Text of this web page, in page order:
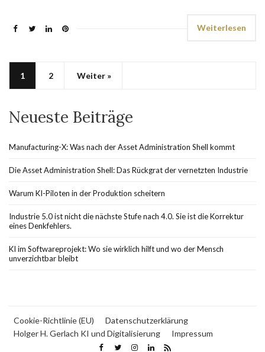
Weiterlesen
1 2 Weiter »
Neueste Beiträge
Manufacturing-X: Was nach der Asset Administration Shell kommt
Die Asset Administration Shell: Das Rückgrat der vernetzten Industrie
Warum KI-Piloten in der Produktion scheitern
Industrie 5.0 ist nicht die nächste Stufe nach 4.0. Sie ist die Korrektur
eines Denkfehlers.
KI im Softwareprojekt: Wo sie wirklich hilft und wo der Mensch
unverzichtbar bleibt
Cookie-Richtlinie (EU)
Datenschutzerklärung
Holger H. Gerlach KI und Digitalisierung
Impressum